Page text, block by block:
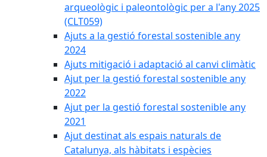
arqueològic i paleontològic per a l'any 2025
(CLT059)
Ajuts a la gestió forestal sostenible any
2024
Ajuts mitigació i adaptació al canvi climàtic
Ajut per la gestió forestal sostenible any
2022
Ajut per la gestió forestal sostenible any
2021
Ajut destinat als espais naturals de
Catalunya, als hàbitats i espècies